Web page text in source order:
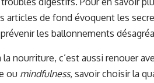
articles de fond évoquent les
les ballonnements
nourriture, c’est aussi renouer
ou mindfulness, savoir choisir la